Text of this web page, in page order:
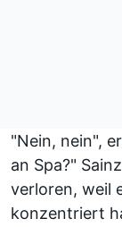
"Nein, nein",
an Spa?"
verloren, weil
konzentriert